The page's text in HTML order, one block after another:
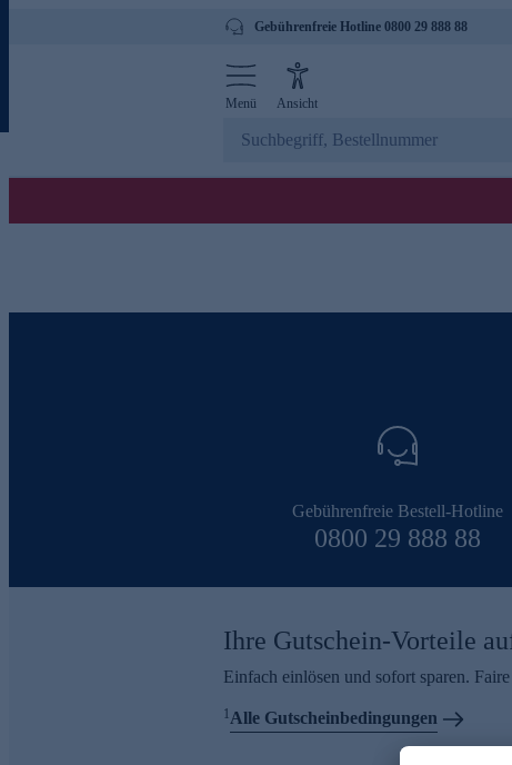
Gebührenfreie Hotline 0800 29 888 88
Menü Ansicht
Gebührenfreie Bestell-Hotline
0800 29 888 88
Ihre Gutschein-Vorteile
Einfach einlösen und sofort sparen.
1Alle Gutscheinbedingungen